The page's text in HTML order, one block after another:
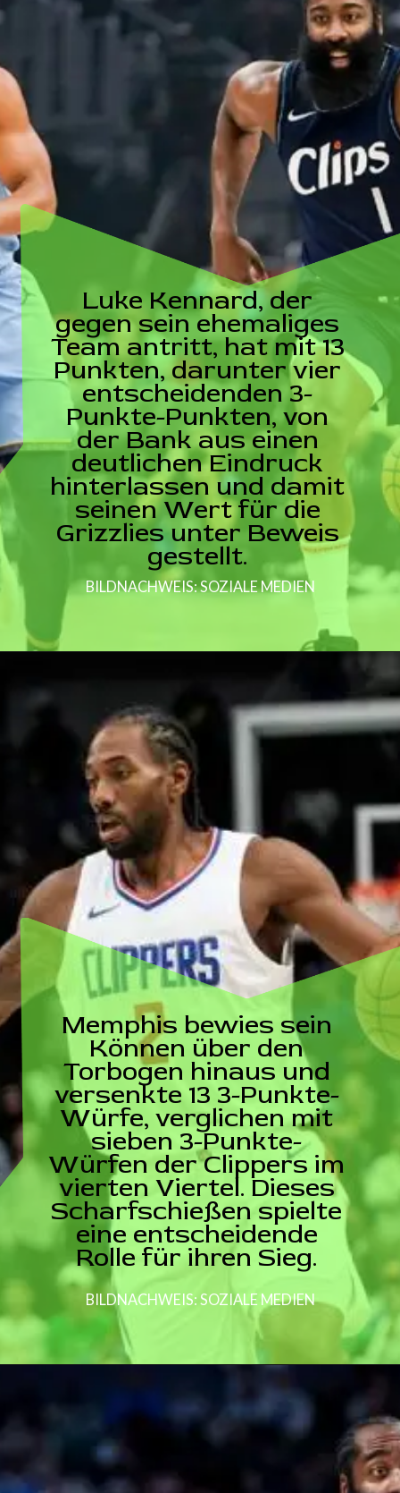
Luke Kennard, der
gegen sein ehemaliges
Team antritt, hat mit 13
Punkten, darunter vier
entscheidenden 3-
Punkte-Punkten, von
der Bank aus einen
deutlichen Eindruck
hinterlassen und damit
seinen Wert für die
Grizzlies unter Beweis
gestellt.
BILDNACHWEIS: SOZIALE MEDIEN
Memphis bewies sein
Können über den
Torbogen hinaus und
versenkte 13 3-Punkte-
Würfe, verglichen mit
sieben 3-Punkte-
Würfen der Clippers im
vierten Viertel. Dieses
Scharfschießen spielte
eine entscheidende
Rolle für ihren Sieg.
BILDNACHWEIS: SOZIALE MEDIEN